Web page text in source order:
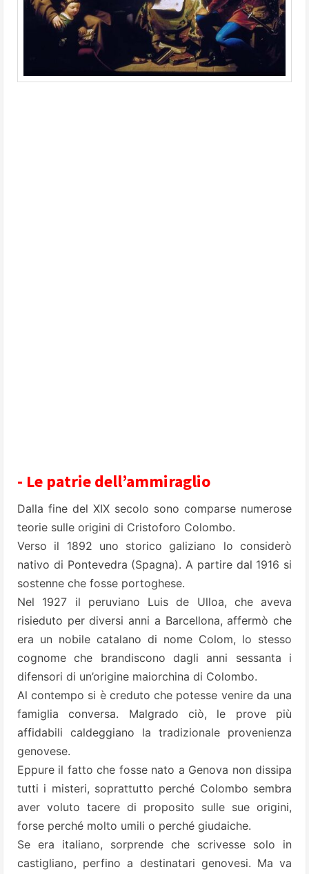
- Le patrie dell’ammiraglio
Dalla fine del XIX secolo sono comparse numerose
teorie sulle origini di Cristoforo Colombo.
Verso il 1892 uno storico galiziano lo considerò
nativo di Pontevedra (Spagna). A partire dal 1916 si
sostenne che fosse portoghese.
Nel 1927 il peruviano Luis de Ulloa, che aveva
risieduto per diversi anni a Barcellona, affermò che
era un nobile catalano di nome Colom, lo stesso
cognome che brandiscono dagli anni sessanta i
difensori di un’origine maiorchina di Colombo.
Al contempo si è creduto che potesse venire da una
famiglia conversa. Malgrado ciò, le prove più
affidabili caldeggiano la tradizionale provenienza
genovese.
Eppure il fatto che fosse nato a Genova non dissipa
tutti i misteri, soprattutto perché Colombo sembra
aver voluto tacere di proposito sulle sue origini,
forse perché molto umili o perché giudaiche.
Se era italiano, sorprende che scrivesse solo in
castigliano, perfino a destinatari genovesi. Ma va